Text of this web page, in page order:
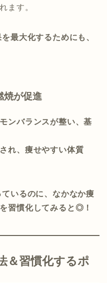
ます。
最大化するためにも、
焼が促進
ンバランスが整い、基
れ、痩せやすい体質
ているのに、なかなか痩
習慣化してみると◎！
＆習慣化するポ